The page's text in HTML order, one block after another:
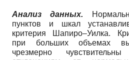
Анализ данных.
пунктов и шкал
критерия Шапиро–Уилка.
при больших объемах
чрезмерно